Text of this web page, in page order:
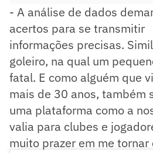
- A análise de dados
acertos para se transmitir
informações precisas.
goleiro, na qual um
fatal. E como alguém que
mais de 30 anos, também
uma plataforma como a
valia para clubes e
muito prazer em me